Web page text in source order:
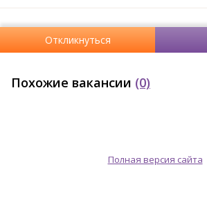
Откликнуться
Похожие вакансии (0)
Полная версия сайта